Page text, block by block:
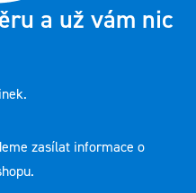
a už vám nic
zasílat informace o